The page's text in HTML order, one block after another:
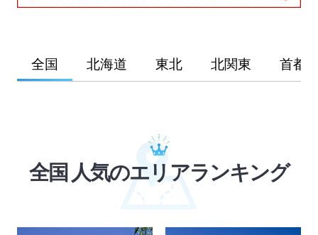
全国 北海道 東北 北関東 首都
全国 人気のエリアランキング